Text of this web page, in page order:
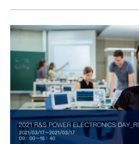
紹 — 包含Wemo技術長介紹電動機
勢、最新車聯網標準與測試規範深入
泰斗邱煌仁博士與劉宇晨博士聯袂
術，以及德州儀器 (TI) 剖析毫米波
R&S 德國專家介紹各大車廠雷達測